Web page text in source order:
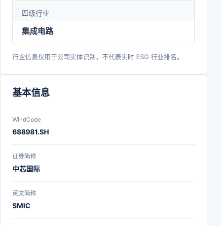
四级行业
集成电路
行业信息仅用于公司实体识别，不代表实时 ESG 行业排名。
基本信息
WindCode
688981.SH
证券简称
中芯国际
英文简称
SMIC